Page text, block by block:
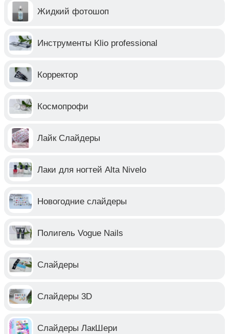
Жидкий фотошоп
Инструменты Klio professional
Корректор
Космопрофи
Лайк Слайдеры
Лаки для ногтей Alta Nivelo
Новогодние слайдеры
Полигель Vogue Nails
Слайдеры
Слайдеры 3D
Слайдеры ЛакШери